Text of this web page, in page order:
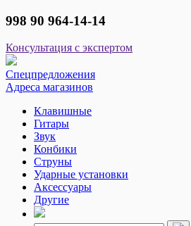
998 90 964-14-14
Консультация с экспертом
Спецпредложения
Адреса магазинов
Клавишные
Гитары
Звук
Конбики
Струны
Ударные установки
Аксессуары
Другие